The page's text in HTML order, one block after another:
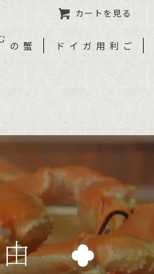
カートを見る
ご利用ガイド